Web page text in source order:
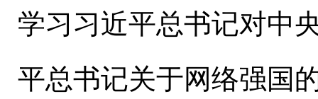
学习习近平总书记对中
平总书记关于网络强国